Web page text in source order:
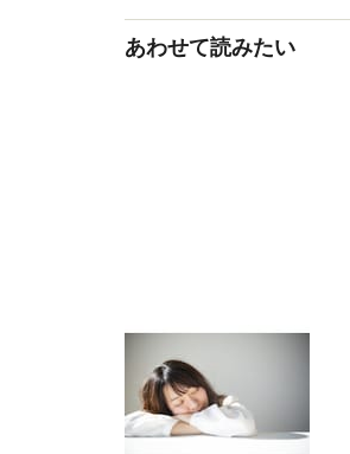
あわせて読みたい